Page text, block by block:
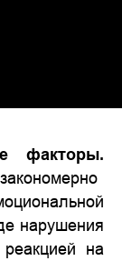
факторы.
нарушения
на